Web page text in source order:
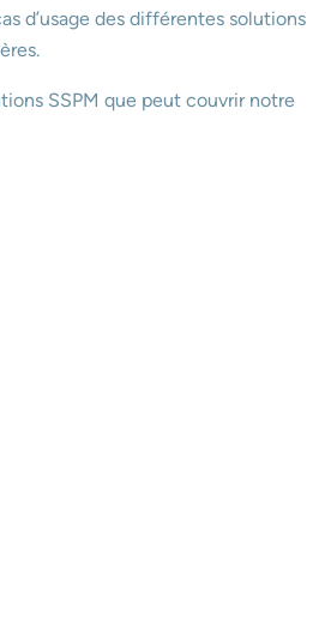
d’usage des différentes solutions
SSPM que peut couvrir notre